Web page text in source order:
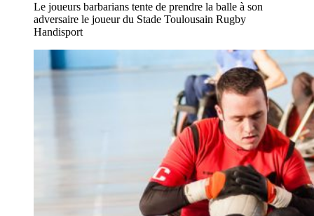
Le joueurs barbarians tente de prendre la balle à son
adversaire le joueur du Stade Toulousain Rugby
Handisport